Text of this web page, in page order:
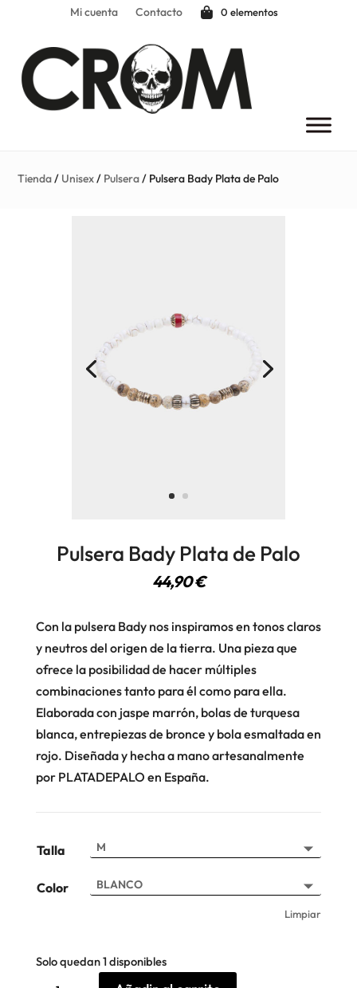
Mi cuenta Contacto 0 elementos
Tienda/ Unisex/ Pulsera/ Pulsera Bady Plata de Palo
Pulsera Bady Plata de Palo
44,90€
Con la pulsera Bady nos inspiramos en tonos claros
y neutros del origen de la tierra. Una pieza que
ofrece la posibilidad de hacer múltiples
combinaciones tanto para él como para ella.
Elaborada con jaspe marrón, bolas de turquesa
blanca, entrepiezas de bronce y bola esmaltada en
rojo. Diseñada y hecha a mano artesanalmente
por PLATADEPALO en España.
Talla
Color
Limpiar
Solo quedan 1 disponibles
Pulsera